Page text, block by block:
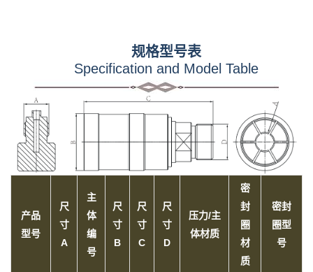
规格型号表
Specification and Model Table
产品
型号
尺
寸
A
主
体
编
号
尺
寸
B
尺
寸
C
尺
寸
D
压力/主
体材质
密
封
圈
材
质
密封
圈型
号